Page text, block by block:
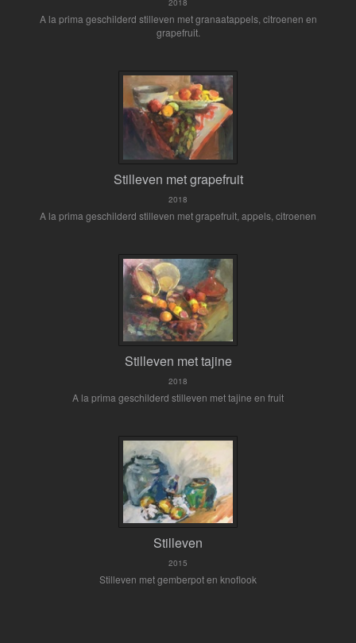
2018
A la prima geschilderd stilleven met granaatappels, citroenen en
grapefruit.
Stilleven met grapefruit
2018
A la prima geschilderd stilleven met grapefruit, appels, citroenen
Stilleven met tajine
2018
A la prima geschilderd stilleven met tajine en fruit
Stilleven
2015
Stilleven met gemberpot en knoflook